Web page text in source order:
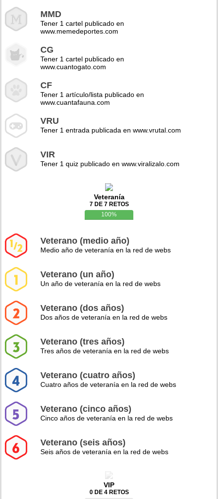
MMD
Tener 1 cartel publicado en
www.memedeportes.com
CG
Tener 1 cartel publicado en
www.cuantogato.com
CF
Tener 1 artículo/lista publicado en
www.cuantafauna.com
VRU
Tener 1 entrada publicada en www.vrutal.com
VIR
Tener 1 quiz publicado en www.viralizalo.com
Veteranía
7 DE 7 RETOS
100%
Veterano (medio año)
Medio año de veteranía en la red de webs
Veterano (un año)
Un año de veteranía en la red de webs
Veterano (dos años)
Dos años de veteranía en la red de webs
Veterano (tres años)
Tres años de veteranía en la red de webs
Veterano (cuatro años)
Cuatro años de veteranía en la red de webs
Veterano (cinco años)
Cinco años de veteranía en la red de webs
Veterano (seis años)
Seis años de veteranía en la red de webs
VIP
0 DE 4 RETOS